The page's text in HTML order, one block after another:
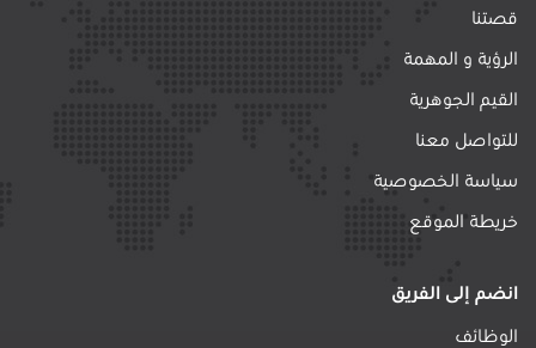
قصتنا
الرؤية و المهمة
القيم الجوهرية
للتواصل معنا
سياسة الخصوصية
خريطة الموقع
انضم إلى الفريق
الوظائف